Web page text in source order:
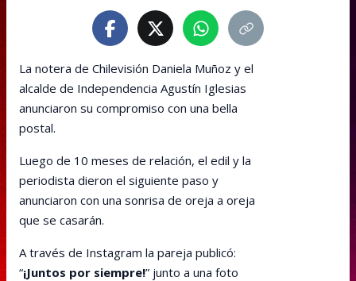
La notera de Chilevisión Daniela Muñoz y el
alcalde de Independencia Agustín Iglesias
anunciaron su compromiso con una bella
postal.
Luego de 10 meses de relación, el edil y la
periodista dieron el siguiente paso y
anunciaron con una sonrisa de oreja a oreja
que se casarán.
A través de Instagram la pareja publicó:
“¡Juntos por siempre!” junto a una foto